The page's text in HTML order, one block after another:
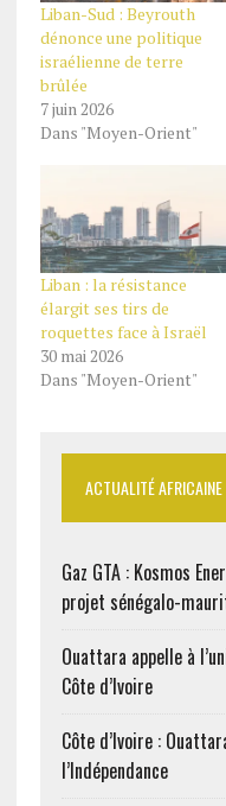
Liban-Sud : Beyrouth
dénonce une politique
israélienne de terre
brûlée
7 juin 2026
Dans "Moyen-Orient"
Liban : la résistance
élargit ses tirs de
roquettes face à Israël
30 mai 2026
Dans "Moyen-Orient"
ACTUALITÉ AFRICAINE
Gaz GTA : Kosmos
projet sénégalo-
Ouattara appelle à
Côte d’Ivoire
Côte d’Ivoire :
l’Indépendance